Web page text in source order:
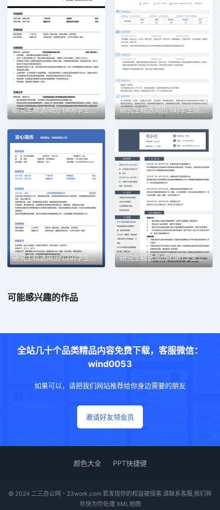
研究生精选简历 (40)学生简历word模板 研究生精选简历 (4)学生简历word模板
研究生精选简历 (39)学生简历word模板 研究生精选简历 (38)学生简历word模板
可能感兴趣的作品
全站几十个品类精品内容免费下载，客服微信：
wind0053
如果可以，请把我们网站推荐给你身边需要的朋友
邀请好友领会员
颜色大全 PPT快捷键
© 2024 二三办公网 - 23work.com 若发现你的权益被侵害.请联系客服,我们将
尽快为你处理 XML地图